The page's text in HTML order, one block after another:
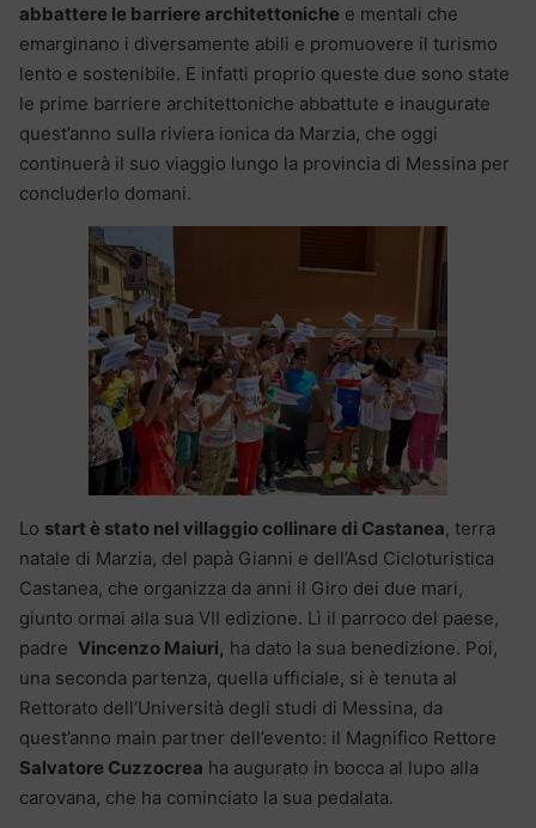
abbattere le barriere architettoniche e mentali che
emarginano i diversamente abili e promuovere il turismo
lento e sostenibile. E infatti proprio queste due sono state
le prime barriere architettoniche abbattute e inaugurate
quest’anno sulla riviera ionica da Marzia, che oggi
continuerà il suo viaggio lungo la provincia di Messina per
concluderlo domani.
Lo start è stato nel villaggio collinare di Castanea, terra
natale di Marzia, del papà Gianni e dell’Asd Cicloturistica
Castanea, che organizza da anni il Giro dei due mari,
giunto ormai alla sua VII edizione. Lì il parroco del paese,
padre Vincenzo Maiuri, ha dato la sua benedizione. Poi,
una seconda partenza, quella ufficiale, si è tenuta al
Rettorato dell’Università degli studi di Messina, da
quest’anno main partner dell’evento: il Magnifico Rettore
Salvatore Cuzzocrea ha augurato in bocca al lupo alla
carovana, che ha cominciato la sua pedalata.